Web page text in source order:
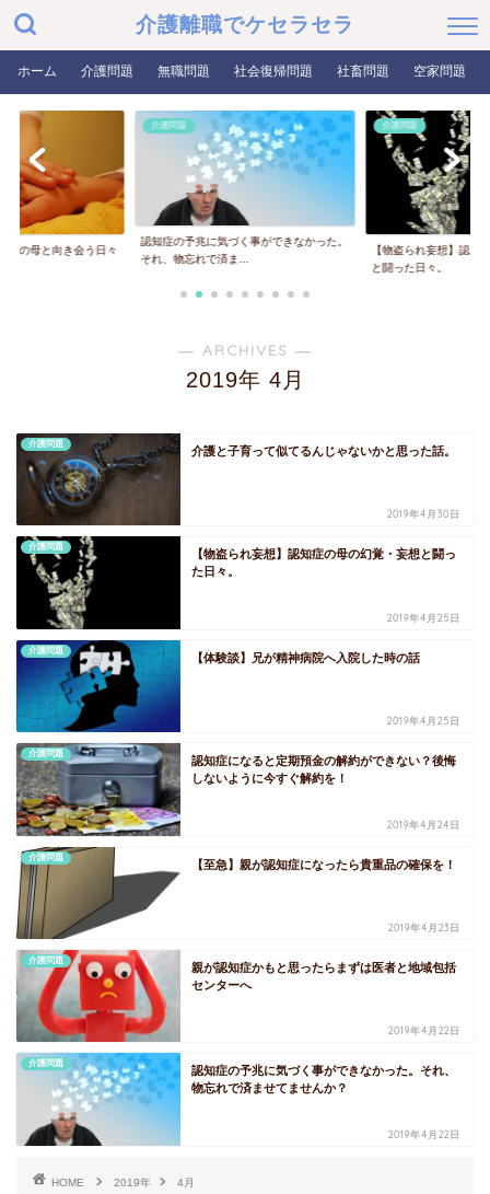
介護離職でケセラセラ
ホーム 介護問題 無職問題 社会復帰問題 社畜問題 空家問題
症の母と向き会う日々
介護問題
認知症の予兆に気づく事ができなかった。
それ、物忘れで済ま...
介護問題
【物盗られ妄想】認知
と闘った日々。
― ARCHIVES ―
2019年 4月
介護問題
介護と子育って似てるんじゃないかと思った話。
2019年4月30日
介護問題
【物盗られ妄想】認知症の母の幻覚・妄想と闘っ
た日々。
2019年4月25日
介護問題
【体験談】兄が精神病院へ入院した時の話
2019年4月25日
介護問題
認知症になると定期預金の解約ができない？後悔
しないように今すぐ解約を！
2019年4月24日
介護問題
【至急】親が認知症になったら貴重品の確保を！
2019年4月23日
介護問題
親が認知症かもと思ったらまずは医者と地域包括
センターへ
2019年4月22日
介護問題
認知症の予兆に気づく事ができなかった。それ、
物忘れで済ませてませんか？
2019年4月22日
HOME 2019年 4月